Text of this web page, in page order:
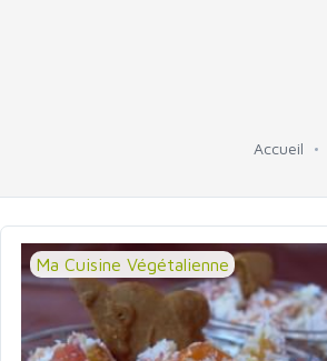
Accueil
Ma Cuisine Végétalienne